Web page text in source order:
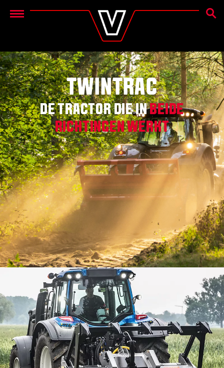
Menu
ZOEK
TWINTRAC
DE TRACTOR DIE INBEIDE
RICHTINGEN WERKT